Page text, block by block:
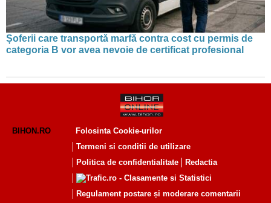
Șoferii care transportă marfă contra cost cu permis de
categoria B vor avea nevoie de certificat profesional
BIHON.RO
Folosinta Cookie-urilor
Termeni si conditii de utilizare
Politica de confidentialitate
Redactia
Regulament postare și moderare comentarii